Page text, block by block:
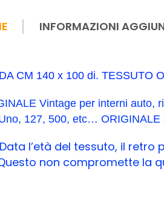
INFORMAZIONI
CM 140 x 100 di. TESSUTO
Vintage per interni auto,
127, 500, etc… ORIGINALE
Data l’età del tessuto, il
non compromette la